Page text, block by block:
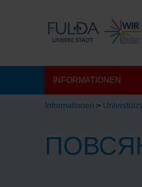
INFORMATIONEN
Informationen >